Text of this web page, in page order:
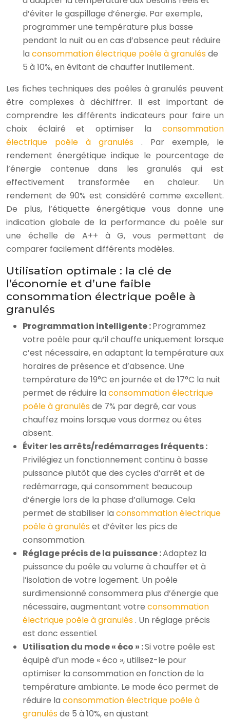
d’éviter le gaspillage d’énergie. Par exemple,
programmer une température plus basse
pendant la nuit ou en cas d’absence peut réduire
la consommation électrique poêle à granulésde
5 à 10%, en évitant de chauffer inutilement.
Les fiches techniques des poêles à granulés peuvent
être complexes à déchiffrer. Il est important de
comprendre les différents indicateurs pour faire un
choix éclairé et optimiser la consommation
électrique poêle à granulés . Par exemple, le
rendement énergétique indique le pourcentage de
l’énergie contenue dans les granulés qui est
effectivement transformée en chaleur. Un
rendement de 90% est considéré comme excellent.
De plus, l’étiquette énergétique vous donne une
indication globale de la performance du poêle sur
une échelle de A++ à G, vous permettant de
comparer facilement différents modèles.
Utilisation optimale : la clé de
l’économie et d’une faible
consommation électrique poêle à
granulés
Programmation intelligente :Programmez
votre poêle pour qu’il chauffe uniquement lorsque
c’est nécessaire, en adaptant la température aux
horaires de présence et d’absence. Une
température de 19°C en journée et de 17°C la nuit
permet de réduire la consommation électrique
poêle à granulésde 7% par degré, car vous
chauffez moins lorsque vous dormez ou êtes
absent.
Éviter les arrêts/redémarrages fréquents :
Privilégiez un fonctionnement continu à basse
puissance plutôt que des cycles d’arrêt et de
redémarrage, qui consomment beaucoup
d’énergie lors de la phase d’allumage. Cela
permet de stabiliser la consommation électrique
poêle à granuléset d’éviter les pics de
consommation.
Réglage précis de la puissance :Adaptez la
puissance du poêle au volume à chauffer et à
l’isolation de votre logement. Un poêle
surdimensionné consommera plus d’énergie que
nécessaire, augmentant votre consommation
électrique poêle à granulés. Un réglage précis
est donc essentiel.
Utilisation du mode « éco » :Si votre poêle est
équipé d’un mode « éco », utilisez-le pour
optimiser la consommation en fonction de la
température ambiante. Le mode éco permet de
réduire la consommation électrique poêle à
granulésde 5 à 10%, en ajustant